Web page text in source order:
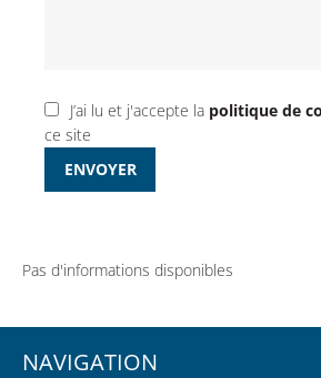
J’ai lu et j'accepte la politique de
ce site
ENVOYER
Pas d'informations disponibles
NAVIGATION